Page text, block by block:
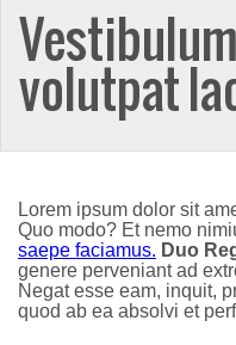
volutpat
Lorem ipsum dolor sit
Quo modo? Et nemo
saepe faciamus. Duo
genere perveniant ad
Negat esse eam, inquit,
quod ab ea absolvi et